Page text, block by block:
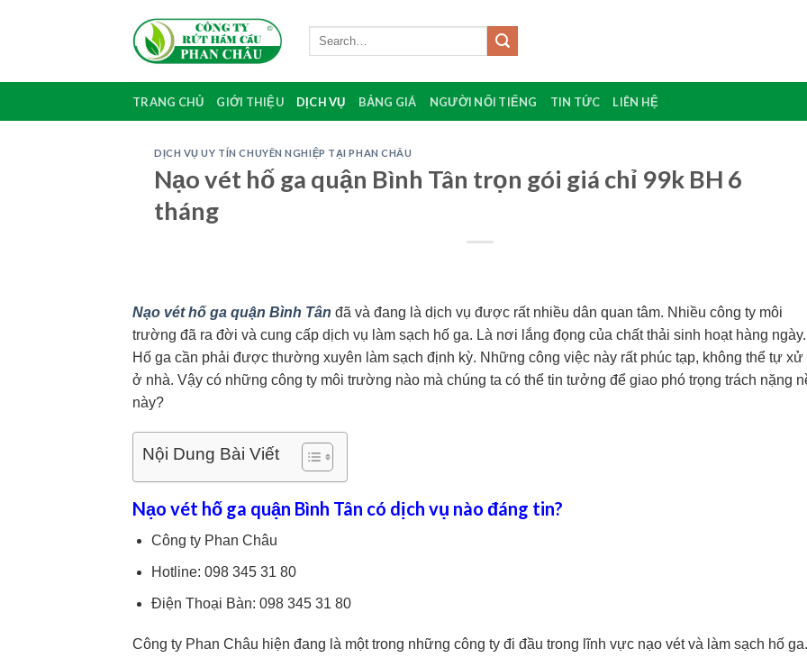
TRANG CHỦ GIỚI THIỆU DỊCH VỤ BẢNG GIÁ NGƯỜI NỔI TIẾNG TIN TỨC LIÊN HỆ
DỊCH VỤ UY TÍN CHUYÊN NGHIỆP TẠI PHAN CHÂU
Nạo vét hố ga quận Bình Tân trọn gói giá chỉ 99k BH 6
tháng
Nạo vét hố ga quận Bình Tân đã và đang là dịch vụ được rất nhiều dân quan tâm. Nhiều công ty môi
trường đã ra đời và cung cấp dịch vụ làm sạch hố ga. Là nơi lắng đọng của chất thải sinh hoạt hàng ngày.
Hố ga cần phải được thường xuyên làm sạch định kỳ. Những công việc này rất phúc tạp, không thể tự xử
ở nhà. Vậy có những công ty môi trường nào mà chúng ta có thể tin tưởng để giao phó trọng trách nặng
này?
Nội Dung Bài Viết
Nạo vét hố ga quận Bình Tân có dịch vụ nào đáng tin?
Công ty Phan Châu
Hotline: 098 345 31 80
Điện Thoại Bàn: 098 345 31 80
Công ty Phan Châu hiện đang là một trong những công ty đi đầu trong lĩnh vực nạo vét và làm sạch hố ga.